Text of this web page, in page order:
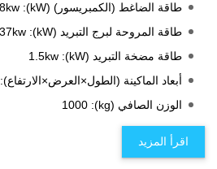
طاقة الضاغط (الكمبريسور) (kW): 7.88kw
طاقة المروحة لبرج التبريد (kW): 0.37kw
طاقة مضخة التبريد (kW): 1.5kw
أبعاد الماكينة (الطول×العرض×الارتفاع): 1630×1600×1706 (ملم)
الوزن الصافي (kg): 1000
اقرأ المزيد